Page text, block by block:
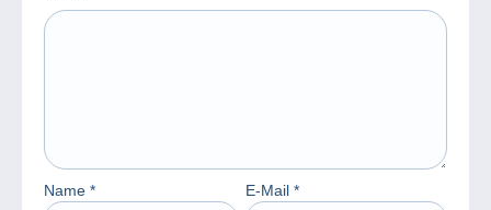
Name * E-Mail *